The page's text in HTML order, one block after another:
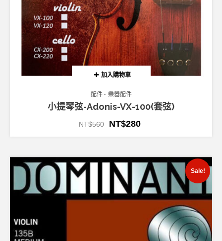
加入購物車
配件 樂器配件
小提琴弦-Adonis-VX-100(套弦)
NT$560 NT$280
Sale!